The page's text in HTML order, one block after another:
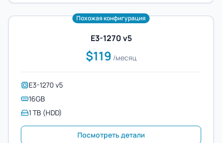
Похожая конфигурация
E3-1270 v5
$119 /месяц
E3-1270 v5
16GB
1 TB (HDD)
Посмотреть детали